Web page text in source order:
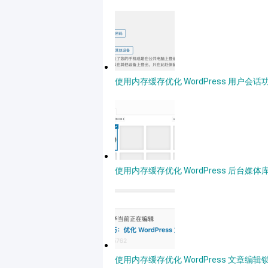
使用内存缓存优化 WordPress 用户会话
使用内存缓存优化 WordPress 后台媒体
使用内存缓存优化 WordPress 文章编辑